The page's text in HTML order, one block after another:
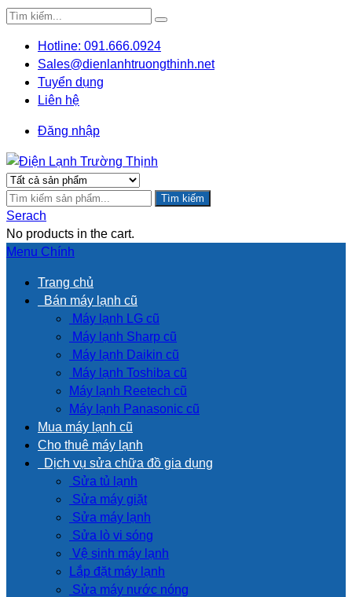
Hotline: 091.666.0924
Sales@dienlanhtruongthinh.net
Tuyển dụng
Liên hệ
Đăng nhập
Tìm kiếm
Serach
No products in the cart.
Menu Chính
Trang chủ
Bán máy lạnh cũ
Máy lạnh LG cũ
Máy lạnh Sharp cũ
Máy lạnh Daikin cũ
Máy lạnh Toshiba cũ
Máy lạnh Reetech cũ
Máy lạnh Panasonic cũ
Mua máy lạnh cũ
Cho thuê máy lạnh
Dịch vụ sửa chữa đồ gia dụng
Sửa tủ lạnh
Sửa máy giặt
Sửa máy lạnh
Sửa lò vi sóng
Vệ sinh máy lạnh
Lắp đặt máy lạnh
Sửa máy nước nóng